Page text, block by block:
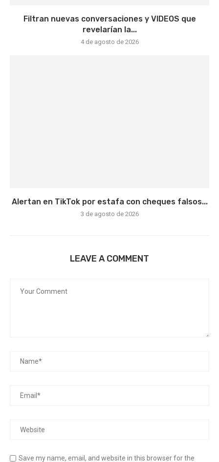
Filtran nuevas conversaciones y VIDEOS que
revelarían la...
4 de agosto de 2026
Alertan en TikTok por estafa con cheques falsos...
3 de agosto de 2026
LEAVE A COMMENT
Save my name, email, and website in this browser for the